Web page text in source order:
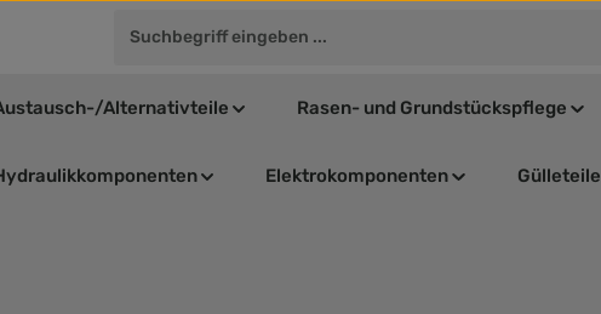
Alternativteile Rasen- und Grundstückspflege
Elektrokomponenten Gülleteile